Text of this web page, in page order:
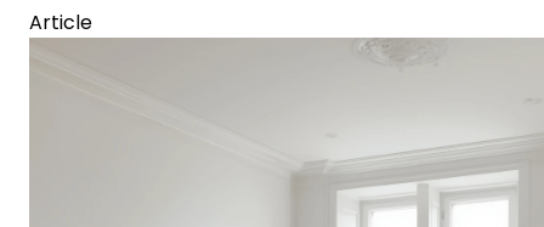
Article